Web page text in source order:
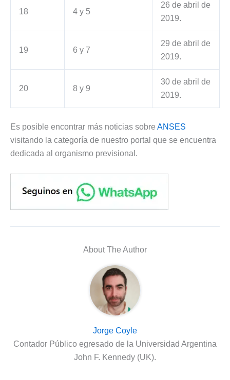
18 4 y 5
26 de abril de
2019.
19 6 y 7
29 de abril de
2019.
20 8 y 9
30 de abril de
2019.
Es posible encontrar más noticias sobre ANSES
visitando la categoría de nuestro portal que se encuentra
dedicada al organismo previsional.
About The Author
Jorge Coyle
Contador Público egresado de la Universidad Argentina
John F. Kennedy (UK).